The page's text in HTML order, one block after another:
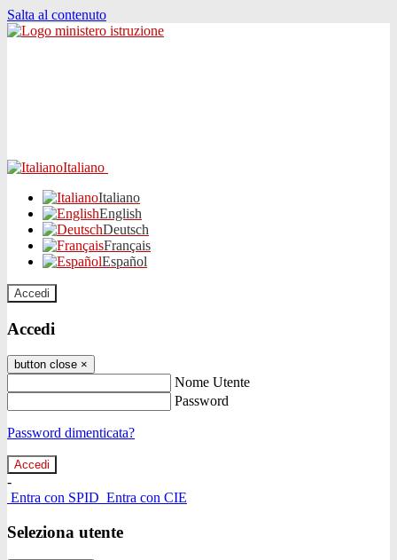
Salta al contenuto
Italiano
Italiano
English
Deutsch
Français
Español
Accedi
Accedi
button close ×
Nome Utente
Password
Password dimenticata?
-
Entra con SPID Entra con CIE
Seleziona utente